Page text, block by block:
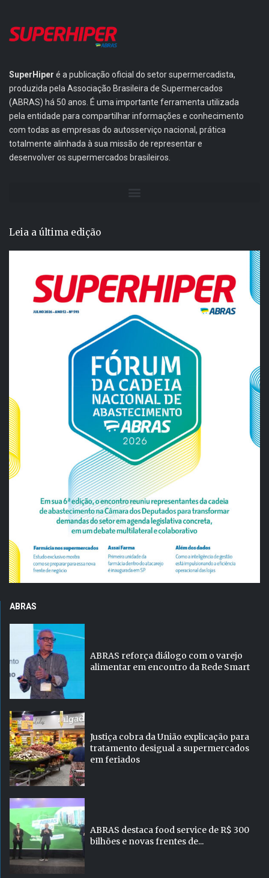
SuperHiper é a publicação oficial do setor supermercadista,
produzida pela Associação Brasileira de Supermercados
(ABRAS) há 50 anos. É uma importante ferramenta utilizada
pela entidade para compartilhar informações e conhecimento
com todas as empresas do autosserviço nacional, prática
totalmente alinhada à sua missão de representar e
desenvolver os supermercados brasileiros.
Leia a última edição
ABRAS
ABRAS reforça diálogo com o varejo
alimentar em encontro da Rede Smart
Justiça cobra da União explicação para
tratamento desigual a supermercados
em feriados
ABRAS destaca food service de R$ 300
bilhões e novas frentes de...